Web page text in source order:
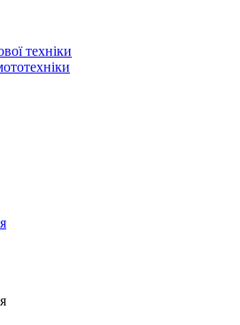
техніки